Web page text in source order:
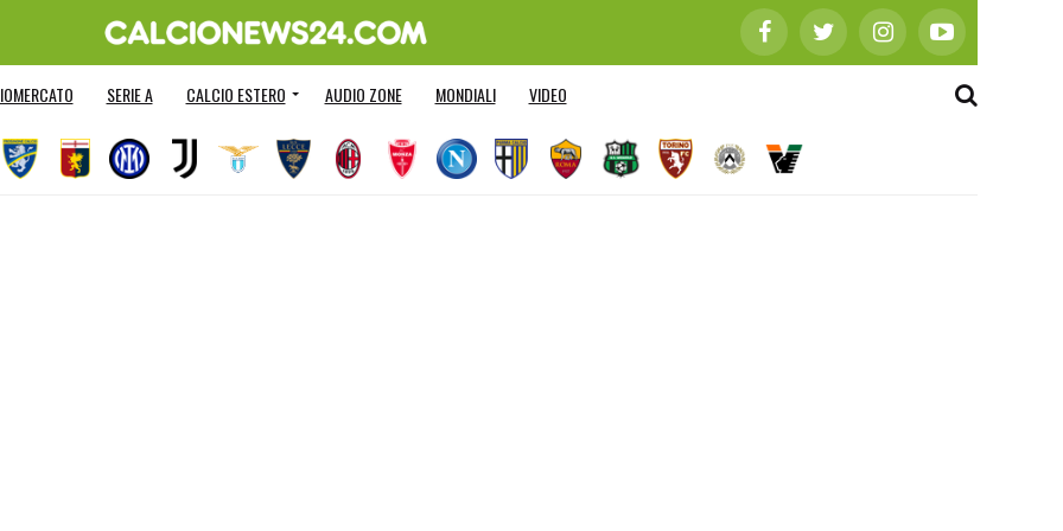
SERIE A CALCIO ESTERO AUDIO ZONE MONDIALI VIDEO